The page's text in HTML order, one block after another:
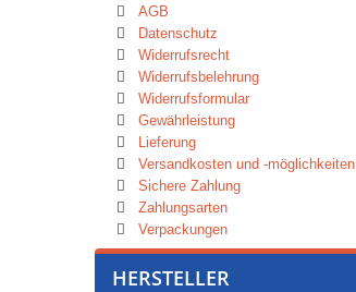
AGB
Datenschutz
Widerrufsrecht
Widerrufsbelehrung
Widerrufsformular
Gewährleistung
Lieferung
Versandkosten und -möglichkeiten
Sichere Zahlung
Zahlungsarten
Verpackungen
HERSTELLER